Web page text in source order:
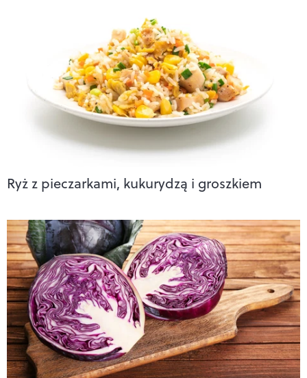
Ryż z pieczarkami, kukurydzą i groszkiem